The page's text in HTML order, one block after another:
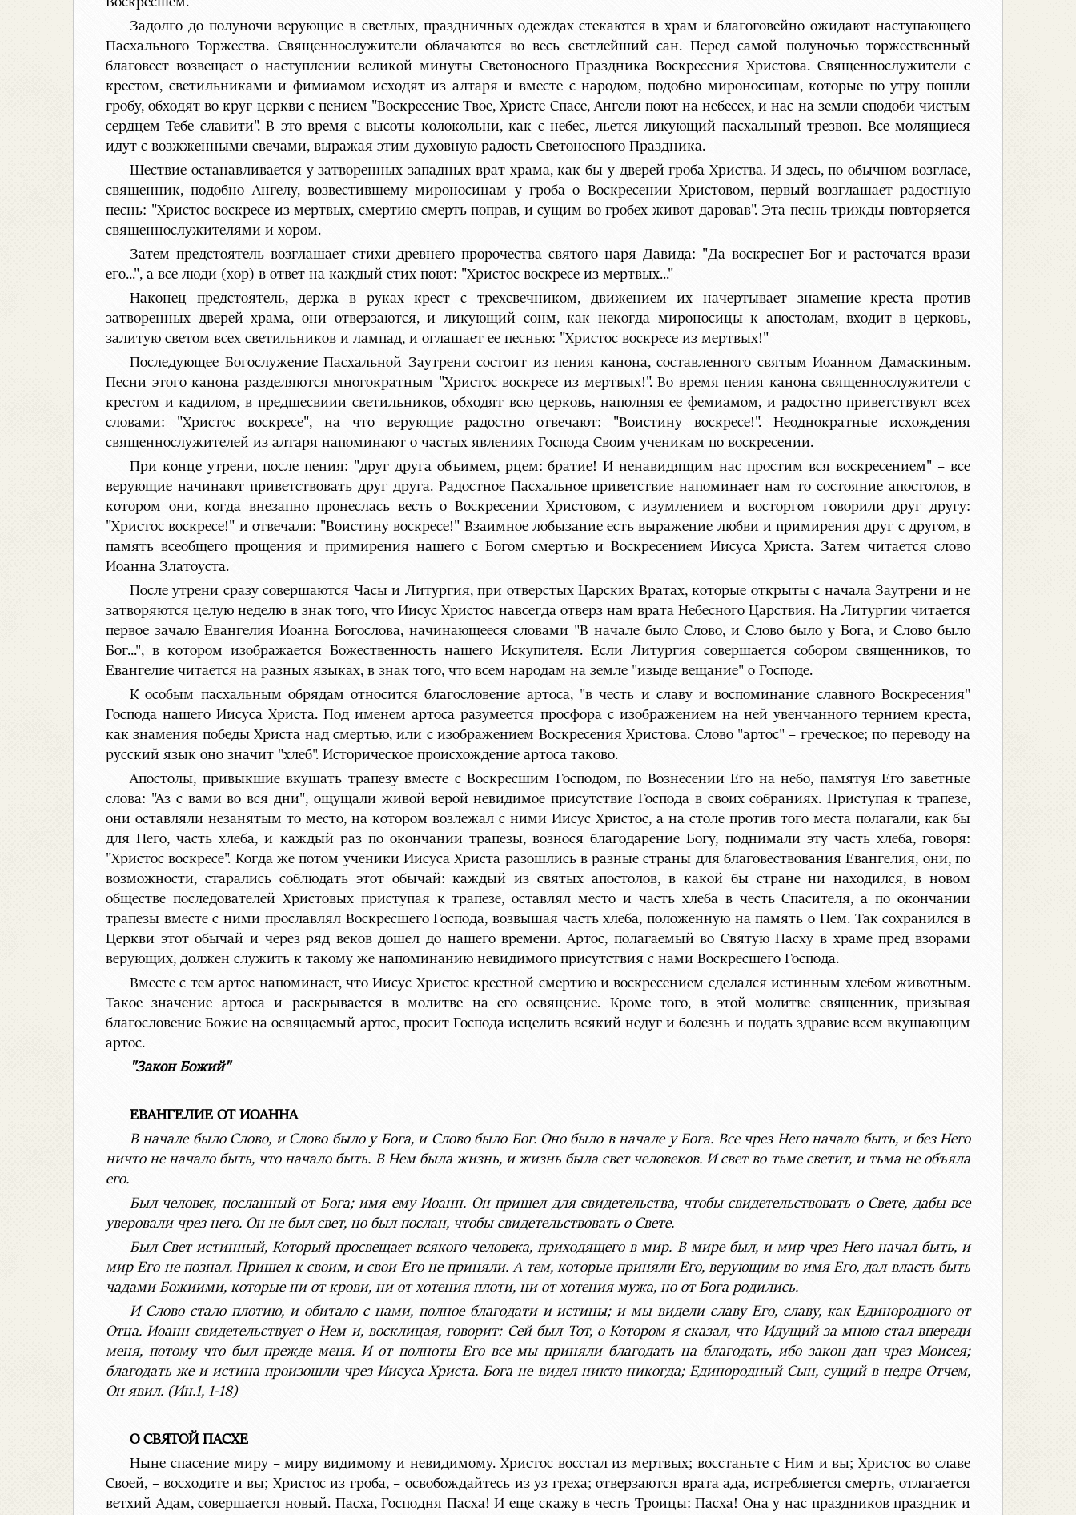
Задолго до полуночи верующие в светлых, праздничных одеждах стекаются в храм и благоговейно ожидают наступающего
Пасхального Торжества. Священнослужители облачаются во весь светлейший сан. Перед самой полуночью торжественный
благовест возвещает о наступлении великой минуты Светоносного Праздника Воскресения Христова. Священнослужители с
крестом, светильниками и фимиамом исходят из алтаря и вместе с народом, подобно мироносицам, которые по утру пошли
гробу, обходят во круг церкви с пением "Воскресение Твое, Христе Спасе, Ангели поют на небесех, и нас на земли сподоби чистым
сердцем Тебе славити". В это время с высоты колокольни, как с небес, льется ликующий пасхальный трезвон. Все молящиеся
идут с возжженными свечами, выражая этим духовную радость Светоносного Праздника.
Шествие останавливается у затворенных западных врат храма, как бы у дверей гроба Христва. И здесь, по обычном возгласе,
священник, подобно Ангелу, возвестившему мироносицам у гроба о Воскресении Христовом, первый возглашает радостную
песнь: "Христос воскресе из мертвых, смертию смерть поправ, и сущим во гробех живот даровав". Эта песнь трижды повторяется
священнослужителями и хором.
Затем предстоятель возглашает стихи древнего пророчества святого царя Давида: "Да воскреснет Бог и расточатся врази
его...", а все люди (хор) в ответ на каждый стих поют: "Христос воскресе из мертвых..."
Наконец предстоятель, держа в руках крест с трехсвечником, движением их начертывает знамение креста против
затворенных дверей храма, они отверзаются, и ликующий сонм, как некогда мироносицы к апостолам, входит в церковь,
залитую светом всех светильников и лампад, и оглашает ее песнью: "Христос воскресе из мертвых!"
Последующее Богослужение Пасхальной Заутрени состоит из пения канона, составленного святым Иоанном Дамаскиным.
Песни этого канона разделяются многократным "Христос воскресе из мертвых!". Во время пения канона священнослужители с
крестом и кадилом, в предшесвиии светильников, обходят всю церковь, наполняя ее фемиамом, и радостно приветствуют всех
словами: "Христос воскресе", на что верующие радостно отвечают: "Воистину воскресе!". Неоднократные исхождения
священнослужителей из алтаря напоминают о частых явлениях Господа Своим ученикам по воскресении.
При конце утрени, после пения: "друг друга объимем, рцем: братие! И ненавидящим нас простим вся воскресением" – все
верующие начинают приветствовать друг друга. Радостное Пасхальное приветствие напоминает нам то состояние апостолов, в
котором они, когда внезапно пронеслась весть о Воскресении Христовом, с изумлением и восторгом говорили друг другу:
"Христос воскресе!" и отвечали: "Воистину воскресе!" Взаимное лобызание есть выражение любви и примирения друг с другом, в
память всеобщего прощения и примирения нашего с Богом смертью и Воскресением Иисуса Христа. Затем читается слово
Иоанна Златоуста.
После утрени сразу совершаются Часы и Литургия, при отверстых Царских Вратах, которые открыты с начала Заутрени и не
затворяются целую неделю в знак того, что Иисус Христос навсегда отверз нам врата Небесного Царствия. На Литургии читается
первое зачало Евангелия Иоанна Богослова, начинающееся словами "В начале было Слово, и Слово было у Бога, и Слово было
Бог...", в котором изображается Божественность нашего Искупителя. Если Литургия совершается собором священников, то
Евангелие читается на разных языках, в знак того, что всем народам на земле "изыде вещание" о Господе.
К особым пасхальным обрядам относится благословение артоса, "в честь и славу и воспоминание славного Воскресения"
Господа нашего Иисуса Христа. Под именем артоса разумеется просфора с изображением на ней увенчанного тернием креста,
как знамения победы Христа над смертью, или с изображением Воскресения Христова. Слово "артос" – греческое; по переводу на
русский язык оно значит "хлеб". Историческое происхождение артоса таково.
Апостолы, привыкшие вкушать трапезу вместе с Воскресшим Господом, по Вознесении Его на небо, памятуя Его заветные
слова: "Аз с вами во вся дни", ощущали живой верой невидимое присутствие Господа в своих собраниях. Приступая к трапезе,
они оставляли незанятым то место, на котором возлежал с ними Иисус Христос, а на столе против того места полагали, как бы
для Него, часть хлеба, и каждый раз по окончании трапезы, вознося благодарение Богу, поднимали эту часть хлеба, говоря:
"Христос воскресе". Когда же потом ученики Иисуса Христа разошлись в разные страны для благовествования Евангелия, они, по
возможности, старались соблюдать этот обычай: каждый из святых апостолов, в какой бы стране ни находился, в новом
обществе последователей Христовых приступая к трапезе, оставлял место и часть хлеба в честь Спасителя, а по окончании
трапезы вместе с ними прославлял Воскресшего Господа, возвышая часть хлеба, положенную на память о Нем. Так сохранился в
Церкви этот обычай и через ряд веков дошел до нашего времени. Артос, полагаемый во Святую Пасху в храме пред взорами
верующих, должен служить к такому же напоминанию невидимого присутствия с нами Воскресшего Господа.
Вместе с тем артос напоминает, что Иисус Христос крестной смертию и воскресением сделался истинным хлебом животным.
Такое значение артоса и раскрывается в молитве на его освящение. Кроме того, в этой молитве священник, призывая
благословение Божие на освящаемый артос, просит Господа исцелить всякий недуг и болезнь и подать здравие всем вкушающим
артос.
"Закон Божий"
ЕВАНГЕЛИЕ ОТ ИОАННА
В начале было Слово, и Слово было у Бога, и Слово было Бог. Оно было в начале у Бога. Все чрез Него начало быть, и без Него
ничто не начало быть, что начало быть. В Нем была жизнь, и жизнь была свет человеков. И свет во тьме светит, и тьма не объяла
его.
Был человек, посланный от Бога; имя ему Иоанн. Он пришел для свидетельства, чтобы свидетельствовать о Свете, дабы все
уверовали чрез него. Он не был свет, но был послан, чтобы свидетельствовать о Свете.
Был Свет истинный, Который просвещает всякого человека, приходящего в мир. В мире был, и мир чрез Него начал быть, и
мир Его не познал. Пришел к своим, и свои Его не приняли. А тем, которые приняли Его, верующим во имя Его, дал власть быть
чадами Божиими, которые ни от крови, ни от хотения плоти, ни от хотения мужа, но от Бога родились.
И Слово стало плотию, и обитало с нами, полное благодати и истины; и мы видели славу Его, славу, как Единородного от
Отца. Иоанн свидетельствует о Нем и, восклицая, говорит: Сей был Тот, о Котором я сказал, что Идущий за мною стал впереди
меня, потому что был прежде меня. И от полноты Его все мы приняли благодать на благодать, ибо закон дан чрез Моисея;
благодать же и истина произошли чрез Иисуса Христа. Бога не видел никто никогда; Единородный Сын, сущий в недре Отчем,
Он явил. (Ин.1, 1-18)
О СВЯТОЙ ПАСХЕ
Ныне спасение миру – миру видимому и невидимому. Христос восстал из мертвых; восстаньте с Ним и вы; Христос во славе
Своей, – восходите и вы; Христос из гроба, – освобождайтесь из уз греха; отверзаются врата ада, истребляется смерть, отлагается
ветхий Адам, совершается новый. Пасха, Господня Пасха! И еще скажу в честь Троицы: Пасха! Она у нас праздников праздник и